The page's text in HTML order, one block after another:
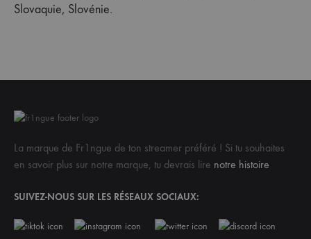
Slovaquie, Slovénie.
La marque de Fr1ngue de ton streamer préféré ! Si tu souhaites
en savoir plus sur notre marque, tu devrais lire notre histoire
SUIVEZ-NOUS SUR LES RÉSEAUX SOCIAUX: